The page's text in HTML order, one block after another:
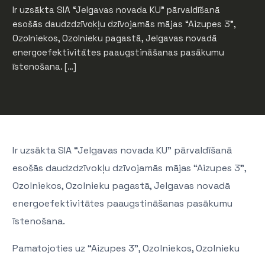
Ir uzsākta SIA “Jelgavas novada KU” pārvaldīšanā
esošās daudzdzīvokļu dzīvojamās mājas “Aizupes 3”,
Ozolniekos, Ozolnieku pagastā, Jelgavas novadā
energoefektivitātes paaugstināšanas pasākumu
īstenošana. […]
Ir uzsākta SIA “Jelgavas novada KU” pārvaldīšanā
esošās daudzdzīvokļu dzīvojamās mājas “Aizupes 3”,
Ozolniekos, Ozolnieku pagastā, Jelgavas novadā
energoefektivitātes paaugstināšanas pasākumu
īstenošana.
Pamatojoties uz “Aizupes 3”, Ozolniekos, Ozolnieku